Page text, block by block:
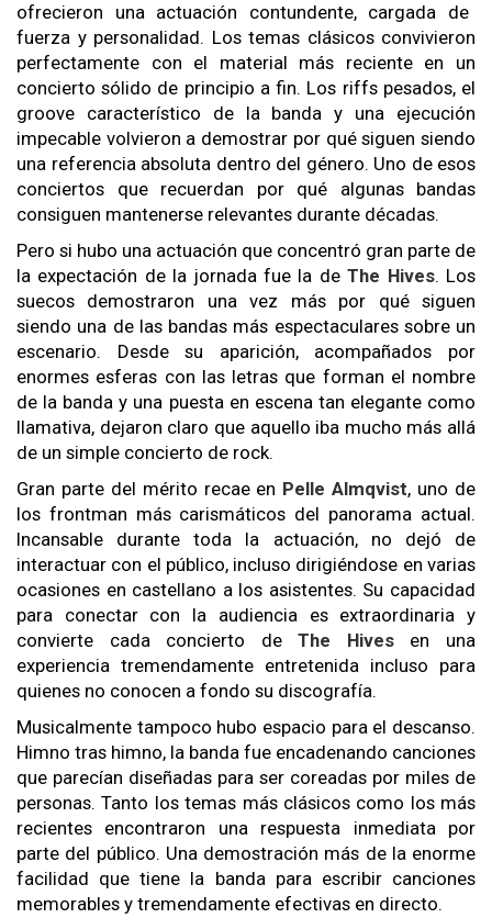
ofrecieron una actuación contundente, cargada de
fuerza y personalidad. Los temas clásicos convivieron
perfectamente con el material más reciente en un
concierto sólido de principio a fin. Los riffs pesados, el
groove característico de la banda y una ejecución
impecable volvieron a demostrar por qué siguen siendo
una referencia absoluta dentro del género. Uno de esos
conciertos que recuerdan por qué algunas bandas
consiguen mantenerse relevantes durante décadas.
Pero si hubo una actuación que concentró gran parte de
la expectación de la jornada fue la deThe Hives. Los
suecos demostraron una vez más por qué siguen
siendo una de las bandas más espectaculares sobre un
escenario. Desde su aparición, acompañados por
enormes esferas con las letras que forman el nombre
de la banda y una puesta en escena tan elegante como
llamativa, dejaron claro que aquello iba mucho más allá
de un simple concierto de rock.
Gran parte del mérito recae en Pelle Almqvist, uno de
los frontman más carismáticos del panorama actual.
Incansable durante toda la actuación, no dejó de
interactuar con el público, incluso dirigiéndose en varias
ocasiones en castellano a los asistentes. Su capacidad
para conectar con la audiencia es extraordinaria y
convierte cada concierto deThe Hivesen una
experiencia tremendamente entretenida incluso para
quienes no conocen a fondo su discografía.
Musicalmente tampoco hubo espacio para el descanso.
Himno tras himno, la banda fue encadenando canciones
que parecían diseñadas para ser coreadas por miles de
personas. Tanto los temas más clásicos como los más
recientes encontraron una respuesta inmediata por
parte del público. Una demostración más de la enorme
facilidad que tiene la banda para escribir canciones
memorables y tremendamente efectivas en directo.